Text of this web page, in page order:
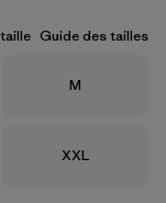
Guide des tailles
Taille
M
Taille
XXL